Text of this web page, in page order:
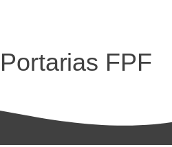
Portarias FPF